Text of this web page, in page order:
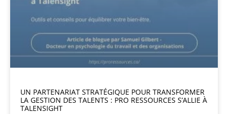
UN PARTENARIAT STRATÉGIQUE POUR TRANSFORMER
LA GESTION DES TALENTS : PRO RESSOURCES S’ALLIE À
TALENSIGHT